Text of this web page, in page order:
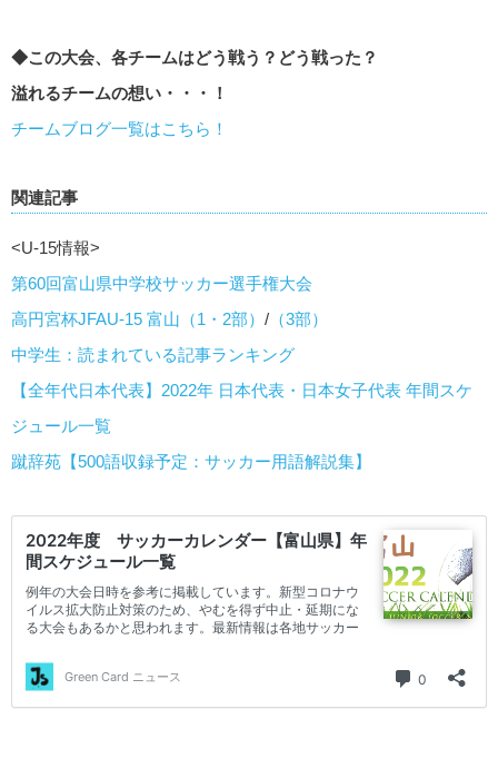
◆この大会、各チームはどう戦う？どう戦った？
溢れるチームの想い・・・！
チームブログ一覧はこちら！
関連記事
<U-15情報>
第60回富山県中学校サッカー選手権大会
高円宮杯JFAU-15 富山（1・2部） / （3部）
中学生：読まれている記事ランキング
【全年代日本代表】2022年 日本代表・日本女子代表 年間スケ
ジュール一覧
蹴辞苑【500語収録予定：サッカー用語解説集】